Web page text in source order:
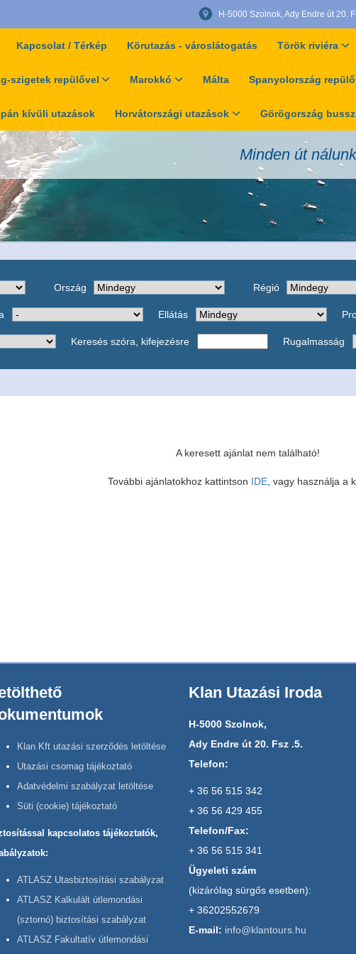
H-5000 Szolnok, Ady Endre út 20.
Kapcsolat / Térkép Körutazás - városlátogatás Török riviéra
szigetek repülővel Marokkó Málta Spanyolország
kívüli utazások Horvátországi utazások Görögország
Minden út
Ország Régió
Ellátás
Keresés szóra, kifejezésre Rugalmasság
A keresett ajánlat nem található!
További ajánlatokhoz kattintson IDE , vagy használja a
Klan Kft utazási szerződés letöltése
Utazási csomag tájékoztató
Adatvédelmi szabályzat letöltése
Süti (cookie) tájékoztató
kapcsolatos tájékoztatók,
ATLASZ Utasbiztosítási szabályzat
ATLASZ Kalkulált útlemondási
(sztornó) biztosítási szabályzat
ATLASZ Fakultatív útlemondási
Klan Utazási Iroda
H-5000 Szolnok,
Ady Endre út 20. Fsz .5.
Telefon:
+ 36 56 515 342
+ 36 56 429 455
Telefon/Fax:
+ 36 56 515 341
Ügyeleti szám
(kizárólag sürgős esetben):
+ 36202552679
E-mail: info@klantours.hu